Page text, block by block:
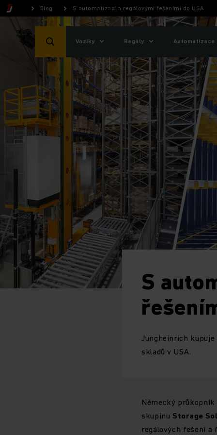
Blog S automatizací a regálovými řešeními do USA
Vozíky Regály Automatizace
S
Jungheinrich
skladů v USA.
Německý
skupinu Storage
regálových řešení